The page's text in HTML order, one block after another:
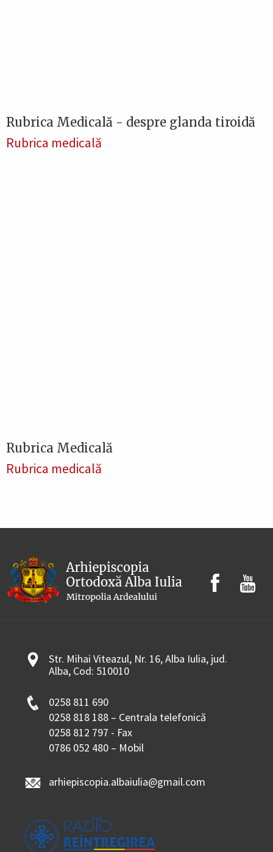
Rubrica Medicală - despre glanda tiroidă
Rubrica medicală
Rubrica Medicală
Rubrica medicală
Str. Mihai Viteazul, Nr. 16, Alba Iulia, jud.
Alba, Cod: 510010
0258 811 690
0258 818 188 – Centrala telefonică
0258 812 797 - Fax
0786 052 480 – Mobil
arhiepiscopia.albaiulia@gmail.com